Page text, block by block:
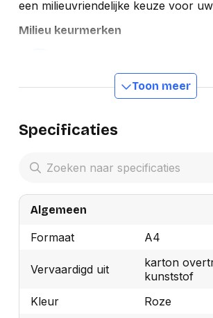
een milieuvriendelijke keuze voor
Milieu keurmerken
Toon meer
Specificaties
Algemeen
Formaat A4
Vervaardigd uit
karton
kunststof
Kleur
Roze